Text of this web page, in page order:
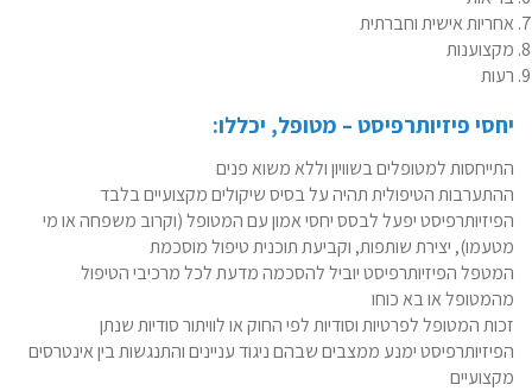
אחריות אישית וחברתית
מקצוענות
רעות
יחסי פיזיותרפיסט – מטופל, יכללו:
התייחסות למטופלים בשוויון וללא משוא פנים
ההתערבות הטיפולית תהיה על בסיס שיקולים מקצועיים בלבד
הפיזיותרפיסט יפעל לבסס יחסי אמון עם המטופל (וקרוב משפחה או מי
מטעמו), יצירת שותפות, וקביעת תוכנית טיפול מוסכמת
המטפל הפיזיותרפיסט יוביל להסכמה מדעת לכל מרכיבי הטיפול
מהמטופל או בא כוחו
זכות המטופל לפרטיות וסודיות לפי החוק או לוויתור סודיות שנתן
הפיזיותרפיסט ימנע ממצבים שבהם ניגוד עניינים והתנגשות בין אינטרסים
מקצועיים